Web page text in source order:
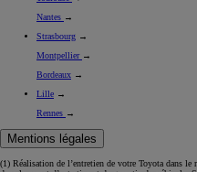
Toulouse
Nantes
Strasbourg
Montpellier
Bordeaux
Lille
Rennes→